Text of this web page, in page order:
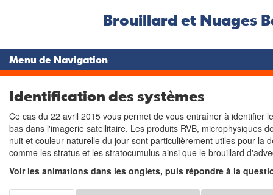
Brouillard et Nuages
Menu de Navigation
Identification des systèmes
Ce cas du 22 avril 2015 vous permet de vous entraîner à identifier
bas dans l'imagerie satellitaire. Les produits RVB, microphysiques
nuit et couleur naturelle du jour sont particulièrement utiles pour la
comme les stratus et les stratocumulus ainsi que le brouillard
Voir les animations dans les onglets, puis répondre à la